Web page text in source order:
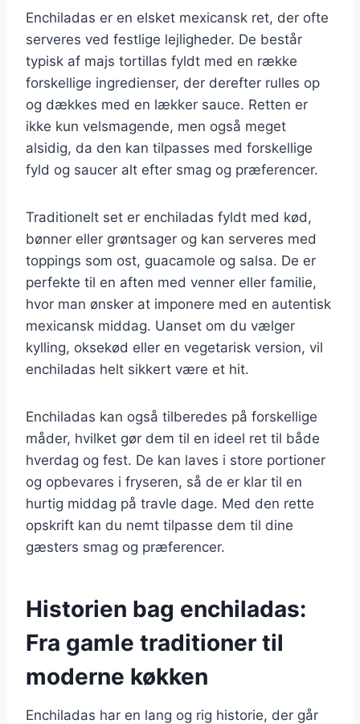
Enchiladas er en elsket mexicansk ret, der ofte
serveres ved festlige lejligheder. De består
typisk af majs tortillas fyldt med en række
forskellige ingredienser, der derefter rulles op
og dækkes med en lækker sauce. Retten er
ikke kun velsmagende, men også meget
alsidig, da den kan tilpasses med forskellige
fyld og saucer alt efter smag og præferencer.
Traditionelt set er enchiladas fyldt med kød,
bønner eller grøntsager og kan serveres med
toppings som ost, guacamole og salsa. De er
perfekte til en aften med venner eller familie,
hvor man ønsker at imponere med en autentisk
mexicansk middag. Uanset om du vælger
kylling, oksekød eller en vegetarisk version, vil
enchiladas helt sikkert være et hit.
Enchiladas kan også tilberedes på forskellige
måder, hvilket gør dem til en ideel ret til både
hverdag og fest. De kan laves i store portioner
og opbevares i fryseren, så de er klar til en
hurtig middag på travle dage. Med den rette
opskrift kan du nemt tilpasse dem til dine
gæsters smag og præferencer.
Historien bag enchiladas:
Fra gamle traditioner til
moderne køkken
Enchiladas har en lang og rig historie, der går